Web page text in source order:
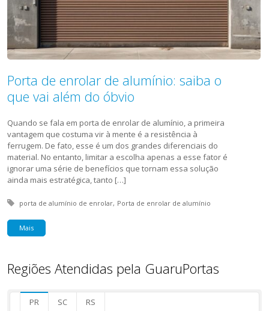
Porta de enrolar de alumínio: saiba o
que vai além do óbvio
Quando se fala em porta de enrolar de alumínio, a primeira
vantagem que costuma vir à mente é a resistência à
ferrugem. De fato, esse é um dos grandes diferenciais do
material. No entanto, limitar a escolha apenas a esse fator é
ignorar uma série de benefícios que tornam essa solução
ainda mais estratégica, tanto […]
Tagged with:
porta de alumínio de enrolar Porta de enrolar de alumínio
Mais
Regiões Atendidas pela GuaruPortas
PR SC RS